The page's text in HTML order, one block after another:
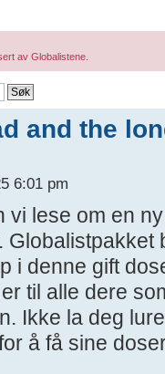
av Globalistene.
and the
6:01 pm
vi lese om en
Globalistpakket
i denne gift
til alle dere
Ikke la deg
å få sine